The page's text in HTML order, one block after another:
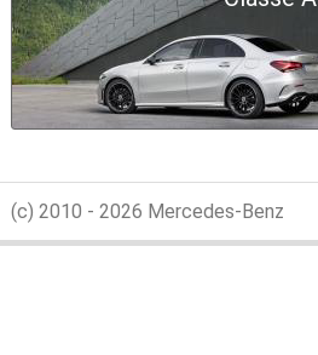
(c) 2010 - 2026 Mercedes-Benz